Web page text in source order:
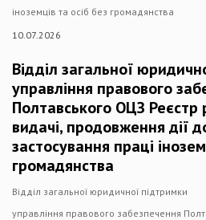
іноземців та осіб без громадянства
10.07.2026
Відділ загальної
управління правового
Полтавського ОЦЗ
видачі, продовження дії
застосування праці
громадянства
Відділ загальної юридичної підтримки
управління правового забезпечення